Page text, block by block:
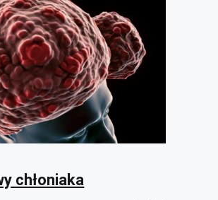
chłoniaka